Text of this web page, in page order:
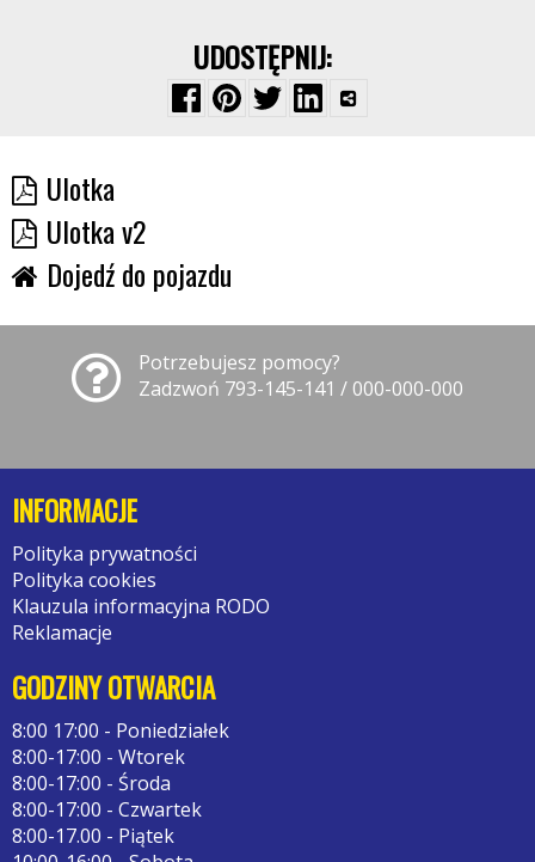
UDOSTĘPNIJ:
Ulotka
Ulotka v2
Dojedź do pojazdu
Potrzebujesz pomocy?
Zadzwoń 793-145-141 / 000-000-000
INFORMACJE
Polityka prywatności
Polityka cookies
Klauzula informacyjna RODO
Reklamacje
GODZINY OTWARCIA
8:00 17:00 - Poniedziałek
8:00-17:00 - Wtorek
8:00-17:00 - Środa
8:00-17:00 - Czwartek
8:00-17.00 - Piątek